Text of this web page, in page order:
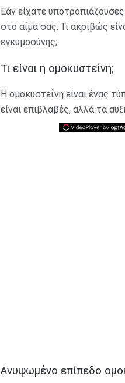
Εάν είχατε
στο αίμα σας. Τι ακριβώς
εγκυμοσύνης;
Τι είναι η ομοκυστεΐνη;
Η ομοκυστεΐνη είναι ένας
είναι επιβλαβές, αλλά τα
Ανυψωμένο επίπεδο